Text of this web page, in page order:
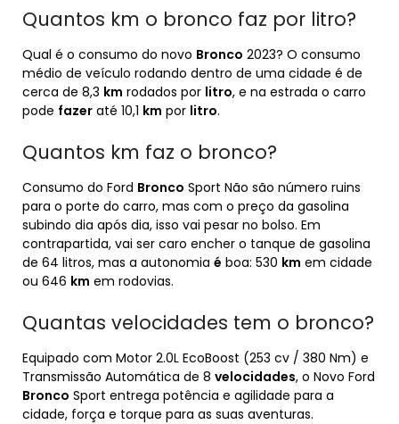
Quantos km o bronco faz por litro?
Qual é o consumo do novo Bronco 2023? O consumo
médio de veículo rodando dentro de uma cidade é de
cerca de 8,3 km rodados por litro, e na estrada o carro
pode fazer até 10,1 km por litro.
Quantos km faz o bronco?
Consumo do Ford Bronco Sport Não são número ruins
para o porte do carro, mas com o preço da gasolina
subindo dia após dia, isso vai pesar no bolso. Em
contrapartida, vai ser caro encher o tanque de gasolina
de 64 litros, mas a autonomia é boa: 530 km em cidade
ou 646 km em rodovias.
Quantas velocidades tem o bronco?
Equipado com Motor 2.0L EcoBoost (253 cv / 380 Nm) e
Transmissão Automática de 8 velocidades, o Novo Ford
Bronco Sport entrega potência e agilidade para a
cidade, força e torque para as suas aventuras.